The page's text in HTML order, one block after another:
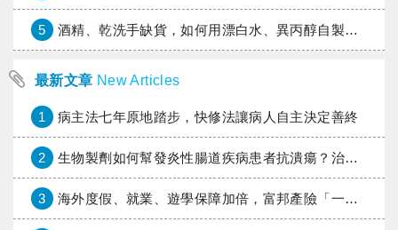
5 酒精、乾洗手缺貨，如何用漂白水、異丙醇自製消毒水？
最新文章 New Articles
1 病主法七年原地踏步，快修法讓病人自主決定善終
2 生物製劑如何幫發炎性腸道疾病患者抗潰瘍？治療進展與健保給付困境一次看
3 海外度假、就業、遊學保障加倍，富邦產險「一期逐夢」專案加碼遠距醫療與緊急救援